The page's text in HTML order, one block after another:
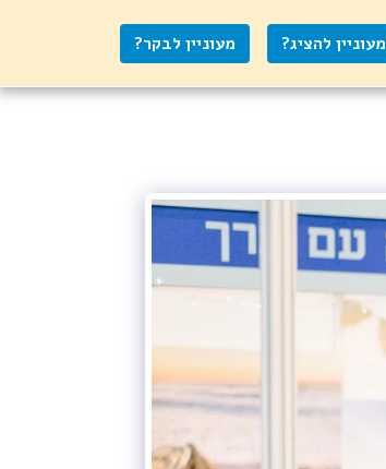
מעוניין להציג? מעוניין לבקר?